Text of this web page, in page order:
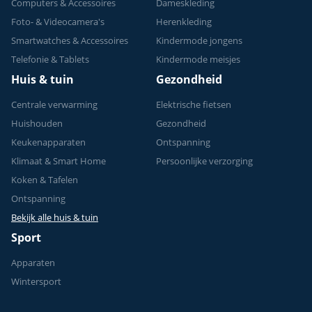
Computers & Accessoires
Foto- & Videocamera's
Smartwatches & Accessoires
Telefonie & Tablets
Dameskleding
Herenkleding
Kindermode jongens
Kindermode meisjes
Huis & tuin
Centrale verwarming
Huishouden
Keukenapparaten
Klimaat & Smart Home
Koken & Tafelen
Ontspanning
Bekijk alle huis & tuin
Gezondheid
Elektrische fietsen
Gezondheid
Ontspanning
Persoonlijke verzorging
Sport
Apparaten
Wintersport